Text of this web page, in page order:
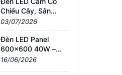
Chiếu Cây, Sân
Vườn Giá Tốt –
Chống Nước IP65,
Bảo Hành Chính
Hãng
03/07/2026
Đèn LED Panel
600x600 40W –
60W – 80W Giá Sỉ &
16/06/2026